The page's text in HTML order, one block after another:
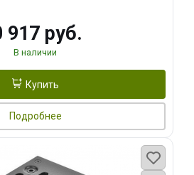
917 руб.
В наличии
Купить
Подробнее